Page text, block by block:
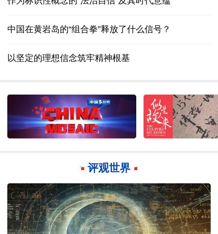
中国在黄岩岛的“组合拳”释放了什么信号？
以坚定的理想信念筑牢精神根基
评观世界